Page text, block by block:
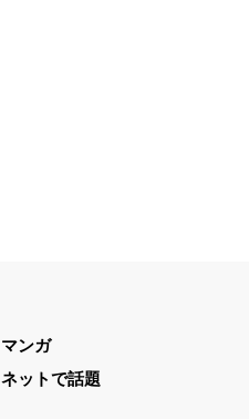
マンガ
ネットで話題